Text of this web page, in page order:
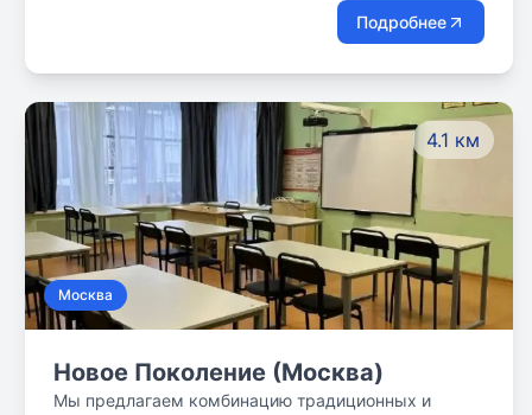
занимающиеся по этой методике, с удовольствием
ходят в школу, умеют отстаивать свою точку зрения
Подробнее
4.1 км
Москва
Новое Поколение (Москва)
Мы предлагаем комбинацию традиционных и